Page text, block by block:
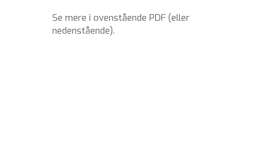
Se mere i ovenstående PDF (eller
nedenstående).